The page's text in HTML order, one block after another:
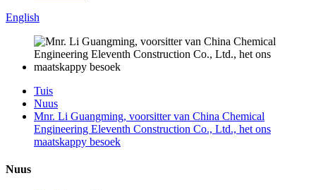
English
Tuis
Nuus
Mnr. Li Guangming, voorsitter van China Chemical
Engineering Eleventh Construction Co., Ltd., het ons
maatskappy besoek
Nuus